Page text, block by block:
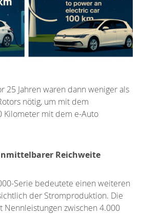
25 Jahren waren dann weniger als
nötig, um mit dem
Kilometer mit dem e-Auto
Reichweite
Serie bedeutete einen weiteren
der Stromproduktion. Die
Nennleistungen zwischen 4.000